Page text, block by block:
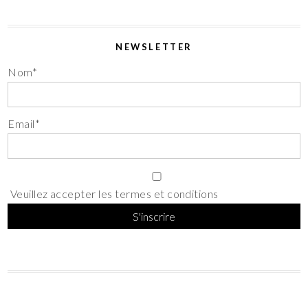
NEWSLETTER
Nom*
Email*
Veuillez accepter les termes et conditions